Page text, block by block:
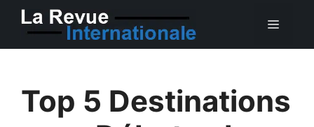
Aller
Top 5 Destinations